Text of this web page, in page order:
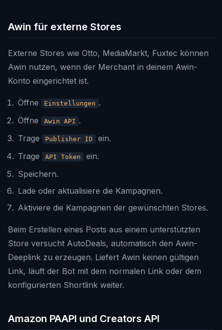
Awin für externe Stores
Externe Stores wie Otto, MediaMarkt, Fuxtec können
Awin nutzen, wenn der Merchant in deinem Awin-
Konto eingerichtet ist.
Öffne Einstellungen .
Öffne
Awin API .
Trage
Publisher ID
ein.
Trage
API Token
ein.
Speichern.
Lade oder aktualisiere die Kampagnen.
Aktiviere die Kampagnen der gewünschten Stores.
Beim Erstellen eines Posts aus einem unterstützten
Store versucht AutoDeals, automatisch den Awin-
Deeplink zu erzeugen. Liefert Awin keinen gültigen
Link, läuft der Bot mit dem normalen Link oder dem
konfigurierten Shortlink weiter.
Amazon PAAPI und Creators API